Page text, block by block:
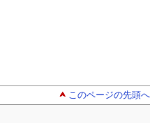
このページの先頭へ